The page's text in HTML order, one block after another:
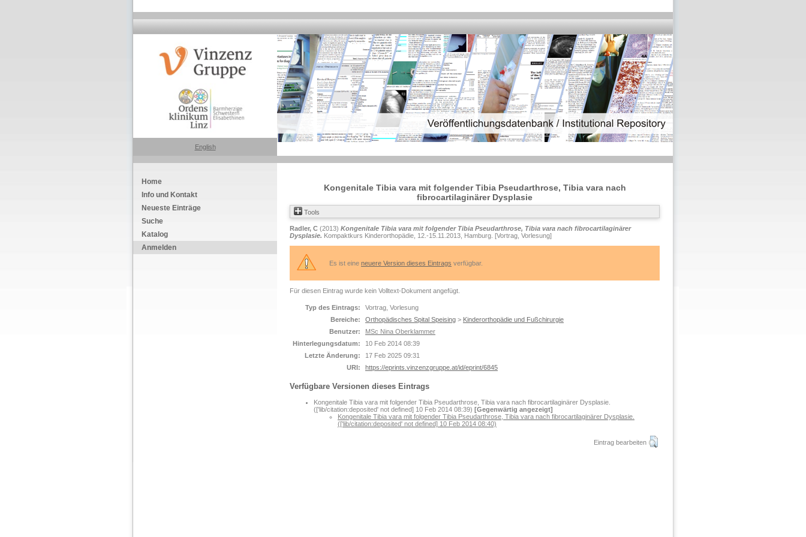
English
Home
Info und Kontakt
Neueste Einträge
Suche
Katalog
Anmelden
Kongenitale Tibia vara mit folgender Tibia Pseudarthrose, Tibia vara nach
fibrocartilaginärer Dysplasie
Tools
Radler, C (2013) Kongenitale Tibia vara mit folgender Tibia Pseudarthrose, Tibia vara nach fibrocartilaginärer
Dysplasie. Kompaktkurs Kinderorthopädie, 12.-15.11.2013, Hamburg. [Vortrag, Vorlesung]
Es ist eine neuere Version dieses Eintrags verfügbar.
Für diesen Eintrag wurde kein Volltext-Dokument angefügt.
Typ des Eintrags:
Vortrag, Vorlesung
Bereiche:
Orthopädisches Spital Speising > Kinderorthopädie und Fußchirurgie
Benutzer:
MSc Nina Oberklammer
Hinterlegungsdatum:
10 Feb 2014 08:39
Letzte Änderung:
17 Feb 2025 09:31
URI:
https://eprints.vinzenzgruppe.at/id/eprint/6845
Verfügbare Versionen dieses Eintrags
Kongenitale Tibia vara mit folgender Tibia Pseudarthrose, Tibia vara nach fibrocartilaginärer Dysplasie.
(['lib/citation:deposited' not defined] 10 Feb 2014 08:39) [Gegenwärtig angezeigt]
Kongenitale Tibia vara mit folgender Tibia Pseudarthrose, Tibia vara nach fibrocartilaginärer Dysplasie.
(['lib/citation:deposited' not defined] 10 Feb 2014 08:40)
Eintrag bearbeiten